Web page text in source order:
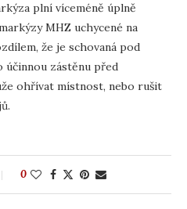
plní víceméně úplně
MHZ uchycené na
že je schovaná pod
účinnou zástěnu před
ohřívat místnost, nebo rušit
0